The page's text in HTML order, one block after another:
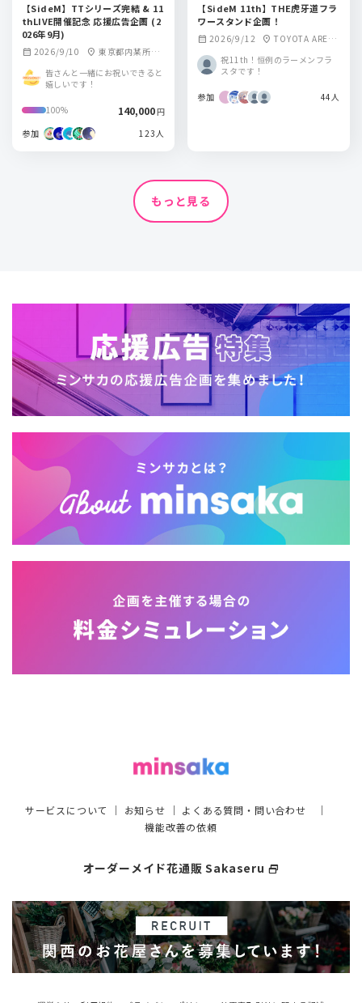
【SideM】TTシリーズ完結 & 11
thLIVE開催記念 応援広告企画 (2
026年9月)
calendar_month 2026/9/10 location_on 東京都内某所
皆さんと一緒にお祝いできると
嬉しいです！
100% 140,000円
参加
123人
【SideM 11th】THE虎牙道フラ
ワースタンド企画！
calendar_month 2026/9/12 location_on TOYOTA ARENA
祝11th！恒例のラーメンフラ
スタです！
参加 44人
もっと見る
サービスについて ｜ お知らせ ｜ よくある質問・問い合わせ ｜
機能改善の依頼
オーダーメイド花通販 Sakaseru select_window